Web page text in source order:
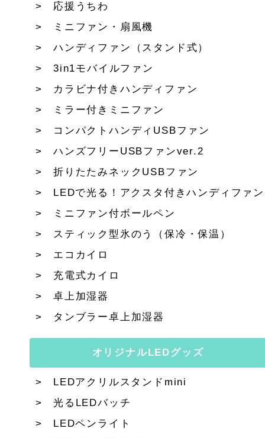
応援うちわ
ミニファン・扇風機
ハンディファン（スタンド式）
3in1モバイルファン
カラビナ付きハンディファン
ミラー付きミニファン
コンパクトハンディUSBファン
ハンズフリーUSBファンver.2
折りたたみネックUSBファン
LEDで光る！アクスタ付きハンディファン
ミニファン付ボールペン
スティック型氷のう（保冷・保温）
エコカイロ
充電式カイロ
卓上加湿器
タンブラー卓上加湿器
オリジナルLEDグッズ
LEDアクリルスタンドmini
光るLEDバッチ
LEDペンライト